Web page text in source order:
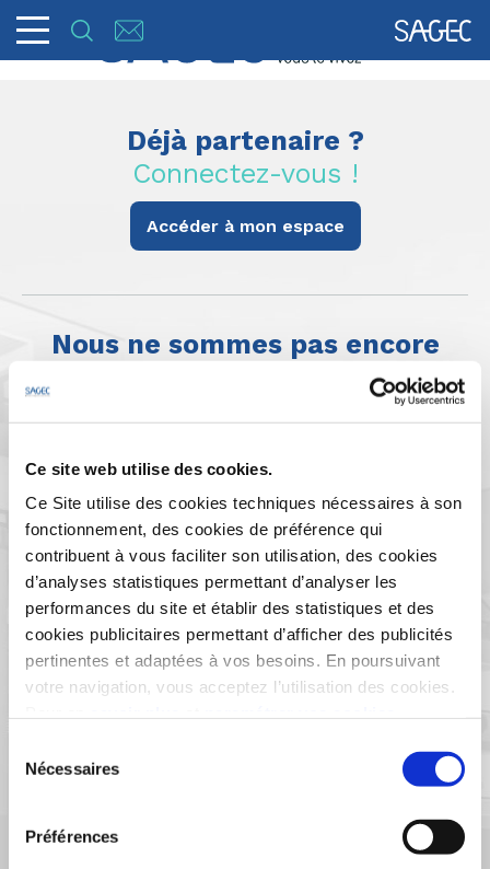
Ce site web utilise des cookies.
Ce Site utilise des cookies techniques nécessaires à son
fonctionnement, des cookies de préférence qui
contribuent à vous faciliter son utilisation, des cookies
d’analyses statistiques permettant d’analyser les
performances du site et établir des statistiques et des
cookies publicitaires permettant d’afficher des publicités
pertinentes et adaptées à vos besoins. En poursuivant
votre navigation, vous acceptez l’utilisation des cookies.
Nécessaires
Préférences
Déjà partenaire ?
Connectez-vous !
Accéder à mon espace
Nous ne sommes pas encore
Remplissez le formulaire !
Madame* Monsieur*